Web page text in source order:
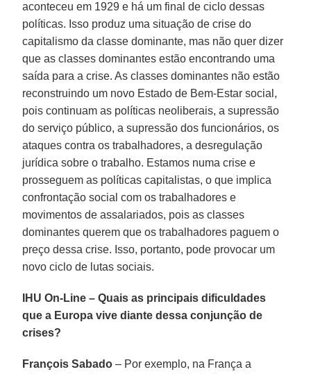
aconteceu em 1929 e há um final de ciclo dessas
políticas. Isso produz uma situação de crise do
capitalismo da classe dominante, mas não quer dizer
que as classes dominantes estão encontrando uma
saída para a crise. As classes dominantes não estão
reconstruindo um novo Estado de Bem-Estar social,
pois continuam as políticas neoliberais, a supressão
do serviço público, a supressão dos funcionários, os
ataques contra os trabalhadores, a desregulação
jurídica sobre o trabalho. Estamos numa crise e
prosseguem as políticas capitalistas, o que implica
confrontação social com os trabalhadores e
movimentos de assalariados, pois as classes
dominantes querem que os trabalhadores paguem o
preço dessa crise. Isso, portanto, pode provocar um
novo ciclo de lutas sociais.
IHU On-Line – Quais as principais dificuldades
que a Europa vive diante dessa conjunção de
crises?
François Sabado – Por exemplo, na França a